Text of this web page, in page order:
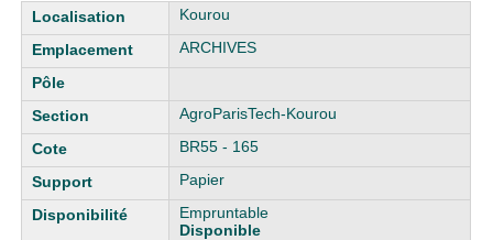
Liste des exemplaires
Kourou
ARCHIVES
AgroParisTech-Kourou
BR55 - 165
Papier
Empruntable
Disponible